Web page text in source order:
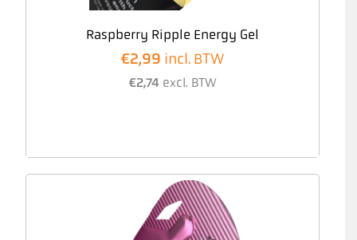
Raspberry Ripple Energy Gel
€2,99 incl. BTW
€2,74 excl. BTW